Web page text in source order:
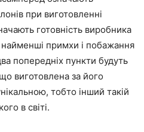
при виготовленні
готовність виробника
найменші примхи і побажання
попередніх пункти будуть
виготовлена за його
тобто інший такій
в світі.